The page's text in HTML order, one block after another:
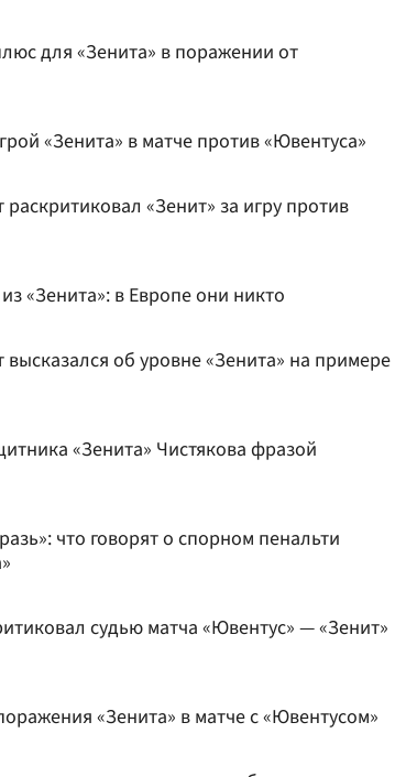
для «Зенита» в поражении от
«Зенита» в матче против «Ювентуса»
«Зенит» за игру против
«Зенита»: в Европе они никто
об уровне «Зенита» на примере
«Зенита» Чистякова фразой
что говорят о спорном пенальти
судью матча «Ювентус» — «Зенит»
«Зенита» в матче с «Ювентусом»